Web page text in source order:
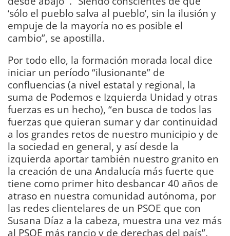
‘sólo el pueblo salva al pueblo’, sin la ilusión y
empuje de la mayoría no es posible el
cambio”, se apostilla.
Por todo ello, la formación morada local dice
iniciar un período “ilusionante” de
confluencias (a nivel estatal y regional, la
suma de Podemos e Izquierda Unidad y otras
fuerzas es un hecho), “en busca de todos las
fuerzas que quieran sumar y dar continuidad
a los grandes retos de nuestro municipio y de
la sociedad en general, y así desde la
izquierda aportar también nuestro granito en
la creación de una Andalucía más fuerte que
tiene como primer hito desbancar 40 años de
atraso en nuestra comunidad autónoma, por
las redes clientelares de un PSOE que con
Susana Díaz a la cabeza, muestra una vez más
al PSOE más rancio y de derechas del país”.